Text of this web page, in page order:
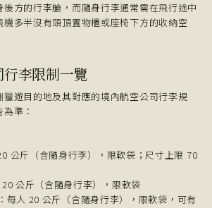
方的行李艙，而隨身行李通常需在飛行途中
多半沒有頭頂置物櫃或座椅下方的收納空
李限制一覽
遊目的地及其對應的境內航空公司行李規
準：
公斤（含隨身行李），限軟袋；尺寸上限 70
20 公斤（含隨身行李），限軟袋
：每人 20 公斤（含隨身行李），限軟袋，可有